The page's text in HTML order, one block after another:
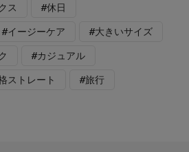
ス #休日
#イージーケア #大きいサイズ
#カジュアル
ストレート #旅行